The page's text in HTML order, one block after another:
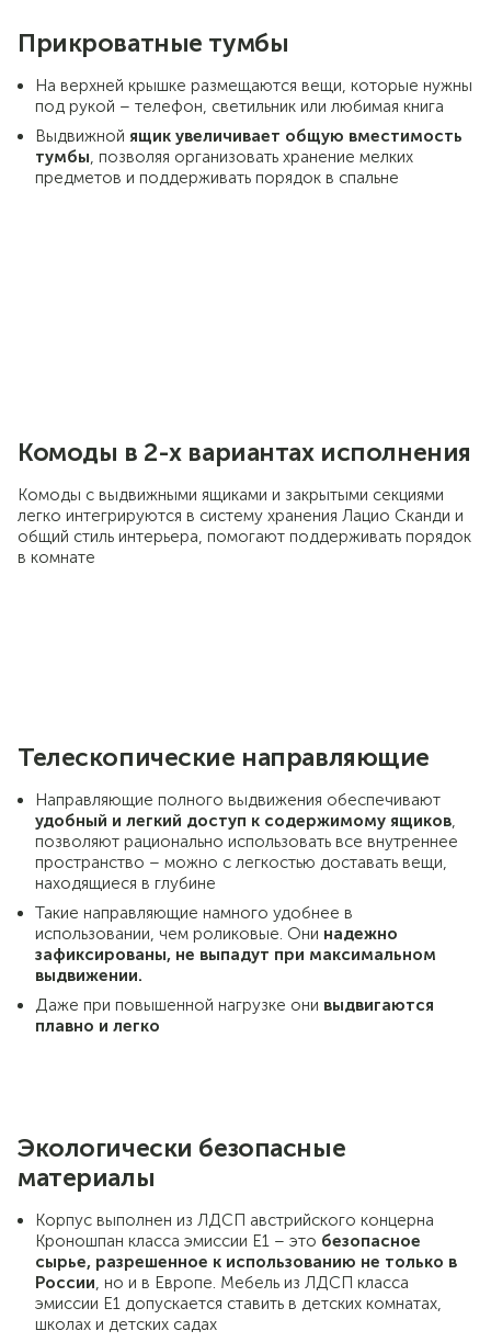
Прикроватные тумбы
На верхней крышке размещаются вещи, которые нужны
под рукой – телефон, светильник или любимая книга
Выдвижной ящик увеличивает общую вместимость
тумбы, позволяя организовать хранение мелких
предметов и поддерживать порядок в спальне
Комоды в 2-х вариантах исполнения
Комоды с выдвижными ящиками и закрытыми секциями
легко интегрируются в систему хранения Лацио Сканди и
общий стиль интерьера, помогают поддерживать порядок
в комнате
Телескопические направляющие
Направляющие полного выдвижения обеспечивают
удобный и легкий доступ к содержимому ящиков,
позволяют рационально использовать все внутреннее
пространство – можно с легкостью доставать вещи,
находящиеся в глубине
Такие направляющие намного удобнее в
использовании, чем роликовые. Они надежно
зафиксированы, не выпадут при максимальном
выдвижении.
Даже при повышенной нагрузке они выдвигаются
плавно и легко
Экологически безопасные
материалы
Корпус выполнен из ЛДСП австрийского концерна
Кроношпан класса эмиссии Е1 – это безопасное
сырье, разрешенное к использованию не только в
России, но и в Европе. Мебель из ЛДСП класса
эмиссии Е1 допускается ставить в детских комнатах,
школах и детских садах